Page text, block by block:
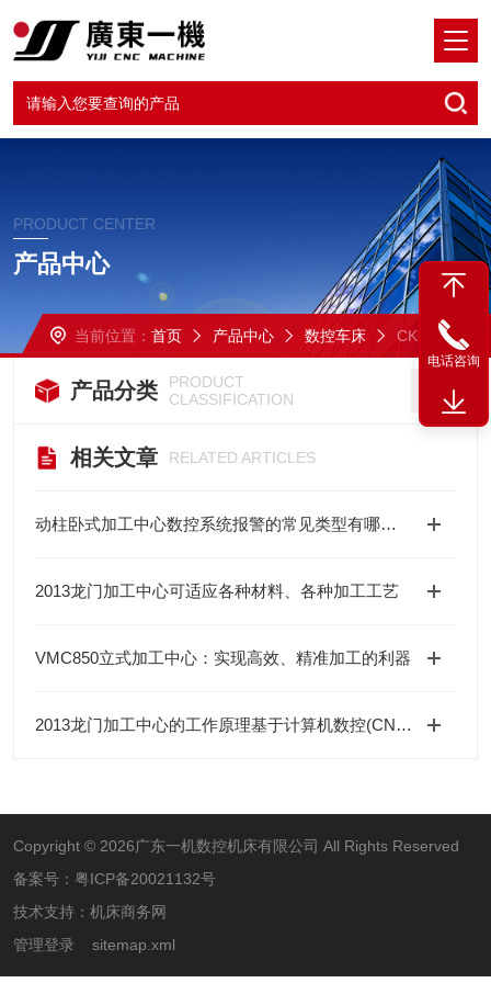
PRODUCT CENTER
产品中心
当前位置： 首页 产品中心 数控车床 CK6150*2000
产品分类
PRODUCT
CLASSIFICATION
相关文章 RELATED ARTICLES
动柱卧式加工中心数控系统报警的常见类型有哪些？
2013龙门加工中心可适应各种材料、各种加工工艺
VMC850立式加工中心：实现高效、精准加工的利器
2013龙门加工中心的工作原理基于计算机数控(CNC)技术
Copyright © 2026广东一机数控机床有限公司 All Rights Reserved
备案号： 粤ICP备20021132号
技术支持： 机床商务网
管理登录
sitemap.xml
电话咨询